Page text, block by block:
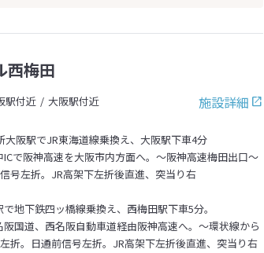
西梅田
施設詳細
駅付近
大阪駅付近
大阪駅でJR東海道線乗換え、大阪駅下車4分
で阪神高速を大阪市内方面へ。～阪神高速梅田出口～
号左折。JR高架下左折後直進、突当り右
地下鉄四ッ橋線乗換え、西梅田駅下車5分。
国道、西名阪自動車道経由阪神高速へ。～環状線から
折。日通前信号左折。JR高架下左折後直進、突当り右